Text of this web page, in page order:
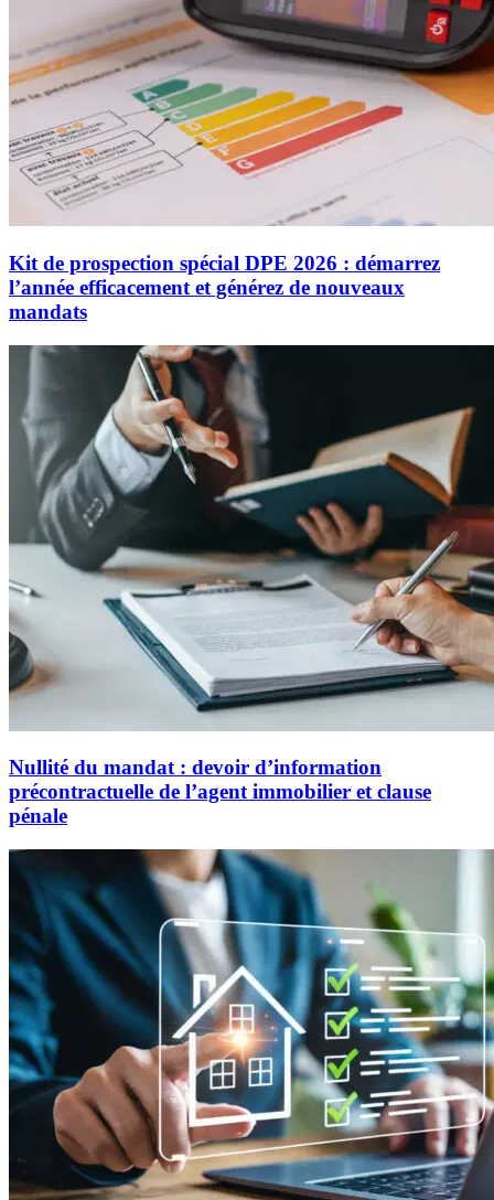
Kit de prospection spécial DPE 2026 : démarrez
l’année efficacement et générez de nouveaux
mandats
Nullité du mandat : devoir d’information
précontractuelle de l’agent immobilier et clause
pénale